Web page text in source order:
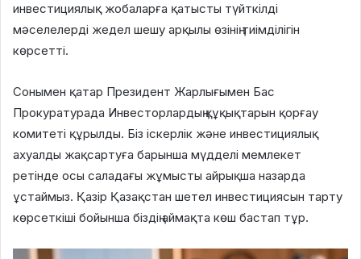
инвестициялық жобаларға қатысты түйткілді
мәселелерді жедел шешу арқылы өзінің тиімділігін
көрсетті.
Сонымен қатар Президент Жарлығымен Бас
Прокуратурада Инвесторлардың құқықтарын қорғау
комитеті құрылды. Біз іскерлік және инвестициялық
ахуалды жақсартуға барынша мүдделі мемлекет
ретінде осы саладағы жұмысты айрықша назарда
ұстаймыз. Қазір Қазақстан шетел инвестициясын тарту
көрсеткіші бойынша біздің аймақта көш бастап тұр.